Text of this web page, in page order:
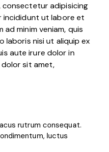
consectetur adipisicing
incididunt ut labore et
ad minim veniam, quis
laboris nisi ut aliquip ex
aute irure dolor in
sit amet,
rutrum consequat.
luctus